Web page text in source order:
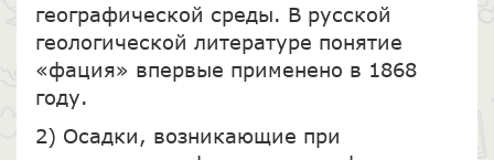
географической среды. В русской
геологической литературе понятие
«фация» впервые применено в 1868
году.
2) Осадки, возникающие при